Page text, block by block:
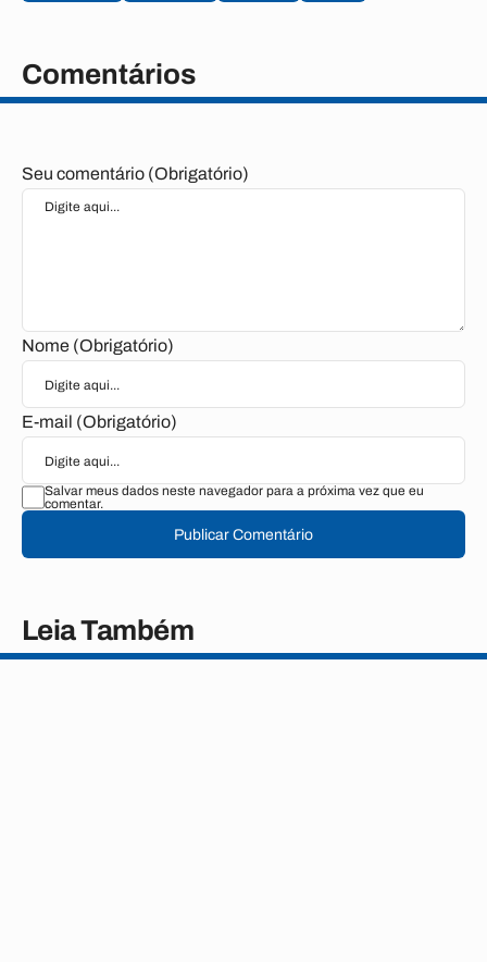
Comentários
Seu comentário (Obrigatório)
Nome (Obrigatório)
E-mail (Obrigatório)
Salvar meus dados neste navegador para a próxima vez que eu
comentar.
Publicar Comentário
Leia Também